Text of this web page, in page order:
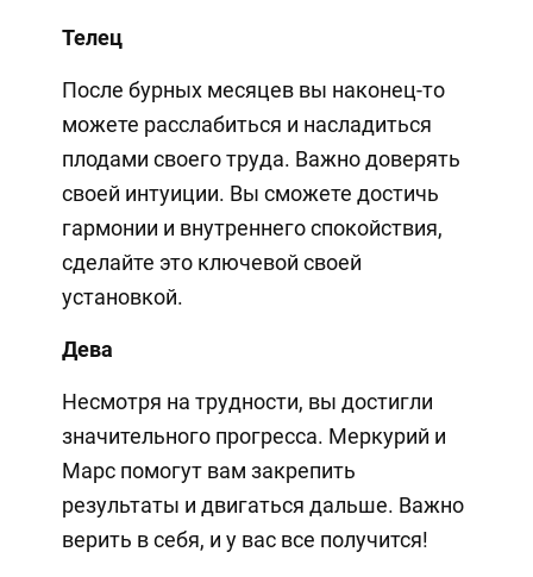
Телец
После бурных месяцев вы наконец-то
можете расслабиться и насладиться
плодами своего труда. Важно доверять
своей интуиции. Вы сможете достичь
гармонии и внутреннего спокойствия,
сделайте это ключевой своей
установкой.
Дева
Несмотря на трудности, вы достигли
значительного прогресса. Меркурий и
Марс помогут вам закрепить
результаты и двигаться дальше. Важно
верить в себя, и у вас все получится!